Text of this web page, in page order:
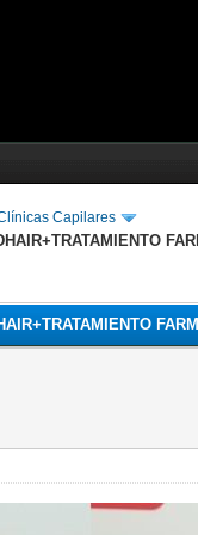
Capilares